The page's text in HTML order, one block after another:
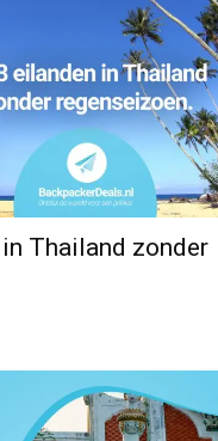
Thailand zonder